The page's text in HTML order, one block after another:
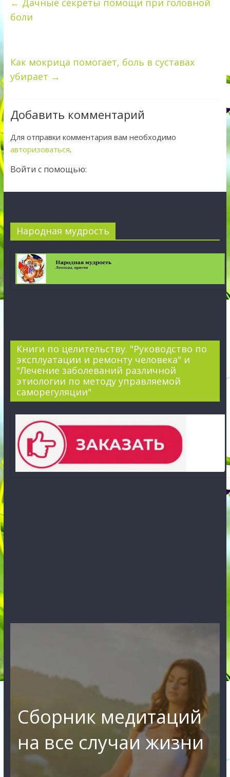
← Дачные секреты помощи при головной
боли
Как мокрица помогает, боль в суставах
убирает →
Добавить комментарий
Для отправки комментария вам необходимо
авторизоваться.
Войти с помощью:
Народная мудрость
Книги по целительству. "Руководство по
эксплуатации и ремонту человека" и
"Лечение заболеваний различной
этиологии по методу управляемой
саморегуляции"
Сборник медитаций
на все случаи жизни